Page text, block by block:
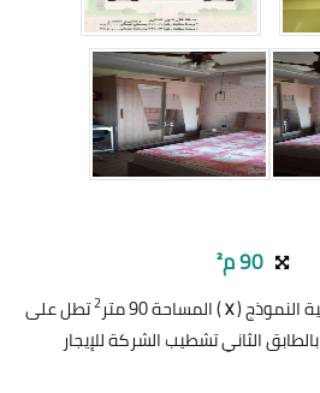
90 م²
النموذج (X) المساحة 90 متر 2تطل على
حمام 1 بلكونة بالطابق الثاني تشطيب الشركة للإيجار